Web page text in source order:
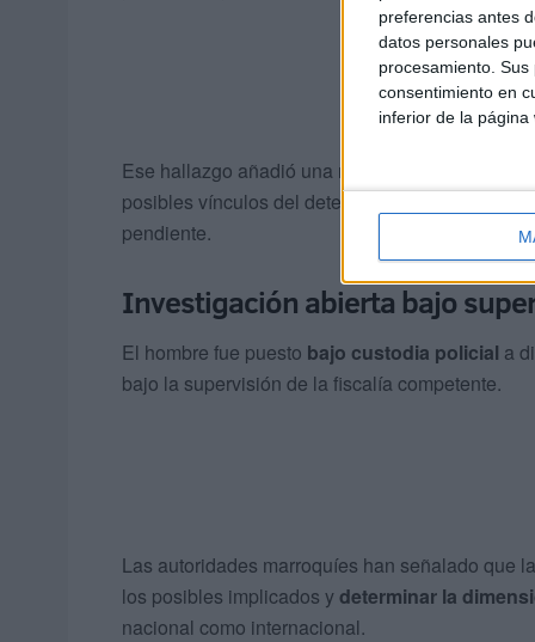
preferencias antes
datos personales
procesamiento.
consentimiento en
inferior de la página
Ese hallazgo añadió una nueva dimensión a la
posibles vínculos del detenido con actividades
pendiente.
Investigación abierta bajo
El hombre fue puesto bajo custodia policial a
bajo la supervisión de la fiscalía competente.
Las autoridades marroquíes han señalado que
los posibles implicados ydeterminar la
nacional como internacional.